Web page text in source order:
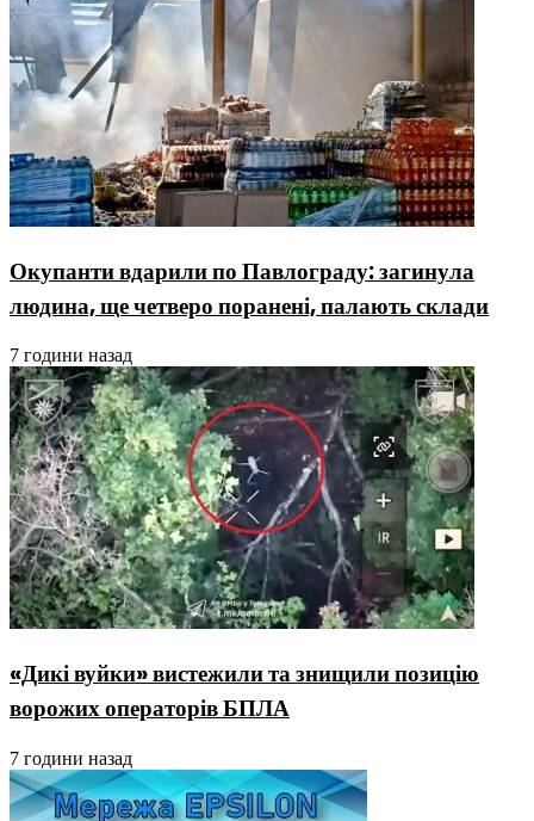
Окупанти вдарили по Павлограду: загинула
людина, ще четверо поранені, палають склади
7 години назад
«Дикі вуйки» вистежили та знищили позицію
ворожих операторів БПЛА
7 години назад